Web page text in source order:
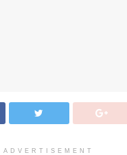
ADVERTISEMENT